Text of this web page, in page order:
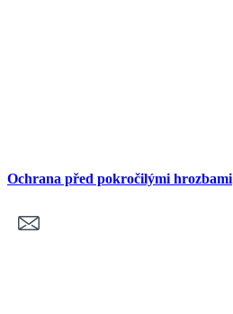
Ochrana před pokročilými hrozbami